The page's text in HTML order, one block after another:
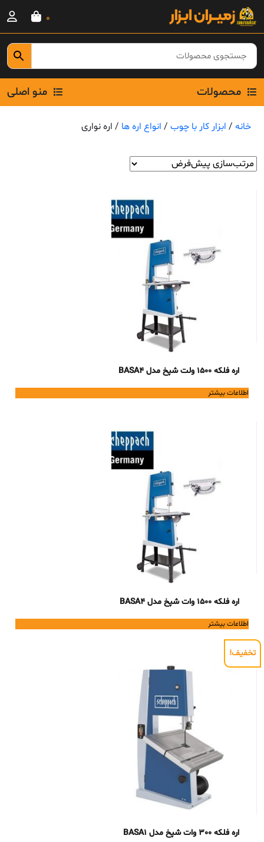
Skip
content
0
محصولات منو اصلی
خانه / ابزار کار با چوب / انواع اره ها / اره نواری
اره فلکه 1500 ولت شپخ مدل BASA4
اطلاعات بیشتر
اره فلکه 1500 وات شپخ مدل BASA4
اطلاعات بیشتر
تخفیف!
اره فلکه 300 وات شپخ مدل BASA1